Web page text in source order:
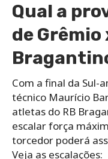
Qual a
de Grêmio
Com a final da Sul-
técnico Maurício
atletas do RB
escalar força
torcedor poderá
Veja as escalações: